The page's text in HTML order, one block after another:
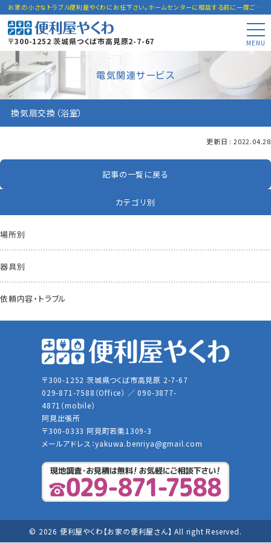
お家の小さなトラブル便利屋やくわにお任下さい。ホームセンターに相談する前に一度ご連絡下さい。
〒300-1252 茨城県つくば市高見原2-7-67 MENU
電気関連サービス
換気扇交換（浴室）
更新日 : 2022.04.28
記事の一覧に戻る
カテゴリ別
場所別
器具別
依頼内容・トラブル
〒300-1252 茨城県つくば市高見原 2-7-67
029-871-7588（Office） ／ 090-3877-
4871（mobile）
阿見出張所
〒300-0333 阿見町若栗1309-3
メールアドレス：yakuwa.benriya@gmail.com
© 2026 便利屋やくわ【お家の便利屋さん】 All right Reserved.